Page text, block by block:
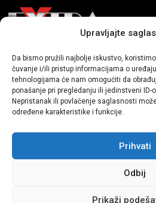
Upravljajte
Da bismo pružili najbolje iskustvo,
čuvanje i/ili pristup informacijama o
tehnologijama će nam omogućiti da
ponašanje pri pregledanju ili jedinstveni ID-
Nepristanak ili povlačenje saglasnosti
određene karakteristike i funkcije.
Prihvati
Odbij
Prikaži
Mi smo moderni portal zabavnog
priče iz života, svijeta showbiza,
Sva prava zadržana |